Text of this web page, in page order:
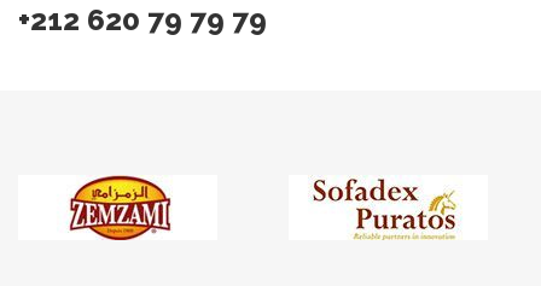
+212 620 79 79 79